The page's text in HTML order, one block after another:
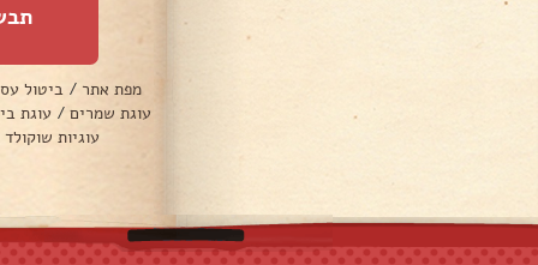
מפת אתר / ביטול
עוגת שמרים / עוגת
עוגיות